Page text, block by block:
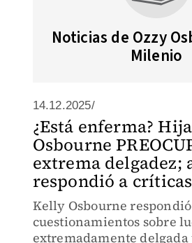
Noticias de Ozzy
Milenio
14.12.2025/
¿Está enferma?
Osbourne
extrema delgadez;
respondió a
Kelly Osbourne
cuestionamientos sobre
extremadamente